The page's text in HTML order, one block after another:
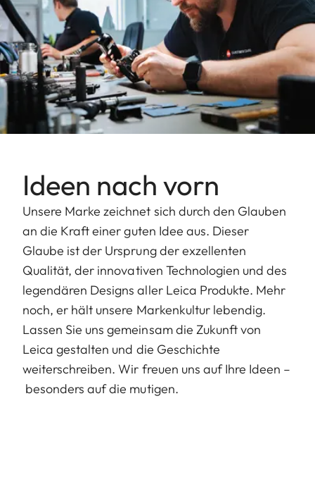
Ideen nach vorn
Unsere Marke zeichnet sich durch den Glauben
an die Kraft einer guten Idee aus. Dieser
Glaube ist der Ursprung der exzellenten
Qualität, der innovativen Technologien und des
legendären Designs aller Leica Produkte. Mehr
noch, er hält unsere Markenkultur lebendig.
Lassen Sie uns gemeinsam die Zukunft von
Leica gestalten und die Geschichte
weiterschreiben. Wir freuen uns auf Ihre Ideen –
besonders auf die mutigen.